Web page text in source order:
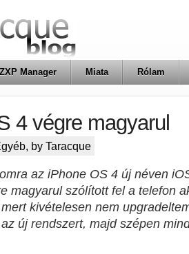
ZXP Manager Miata Rólam
4 végre magyarul
, by Taracque
az iPhone OS 4 új néven
magyarul szólított fel a telefon
kivételesen nem
új rendszert, majd szépen